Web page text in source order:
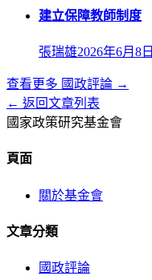
建立保障教師制度
張瑞雄2026年6月8日
查看更多 國政評論 →
← 返回文章列表
國家政策研究基金會
頁面
關於基金會
文章分類
國政評論